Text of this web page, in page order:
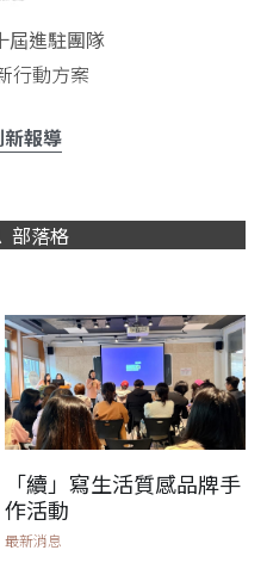
屆進駐團隊
行動方案
報導
部落格
「續」寫生活質感品牌手
作活動
最新消息